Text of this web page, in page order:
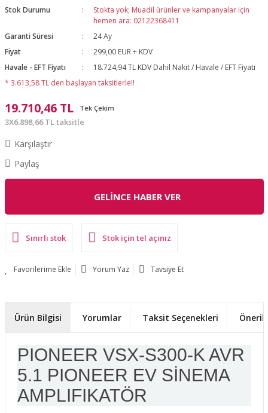
Stok Durumu
Stokta yok; Muadil ürünler ve kampanyalar için
hemen ara: 02122368411
Garanti Süresi
24 Ay
Fiyat
299,00 EUR + KDV
Havale - EFT Fiyatı
18.724,94 TL KDV Dahil Nakit / Havale / EFT Fiyatı
* 3.613,58 TL den başlayan taksitlerle!!
19.710,46 TL Tek Çekim
3X6.898,66 TL taksitle
Karşılaştır
Paylaş
GELİNCE HABER VER
Sınırlı stok Stok için tel açınız
Yorum Yaz Tavsiye Et
Ürün Bilgisi Yorumlar Taksit Seçenekleri
PIONEER VSX-S300-K AVR
5.1 PIONEER EV SİNEMA
AMPLIFIKATÖR